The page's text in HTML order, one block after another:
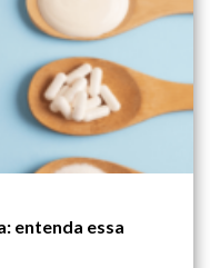
entenda essa